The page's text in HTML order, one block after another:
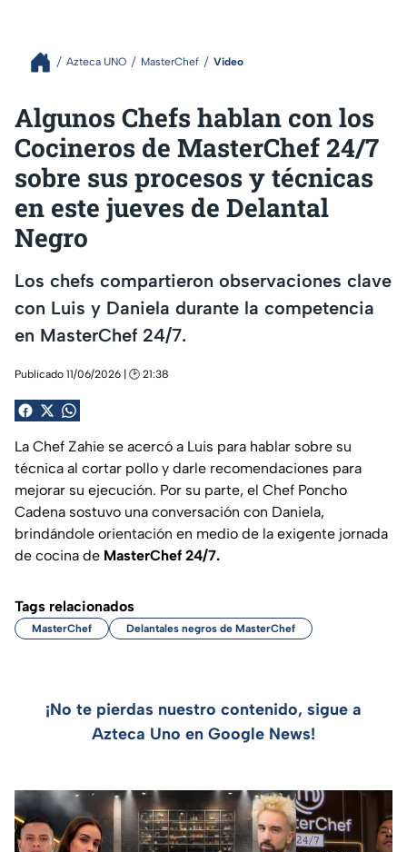
Azteca UNO MasterChef Video
Algunos Chefs hablan con los
Cocineros de MasterChef 24/7
sobre sus procesos y técnicas
en este jueves de Delantal
Negro
Los chefs compartieron observaciones clave
con Luis y Daniela durante la competencia
en MasterChef 24/7.
Publicado 11/06/2026 | 🕑 21:38
La Chef Zahie se acercó a Luis para hablar sobre su
técnica al cortar pollo y darle recomendaciones para
mejorar su ejecución. Por su parte, el Chef Poncho
Cadena sostuvo una conversación con Daniela,
brindándole orientación en medio de la exigente jornada
de cocina de MasterChef 24/7.
Tags relacionados
MasterChef Delantales negros de MasterChef
¡No te pierdas nuestro contenido, sigue a
Azteca Uno en Google News!